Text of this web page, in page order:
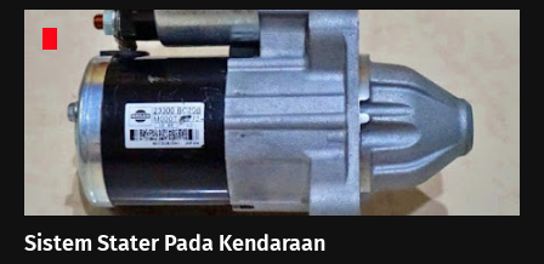
Sistem Stater Pada Kendaraan